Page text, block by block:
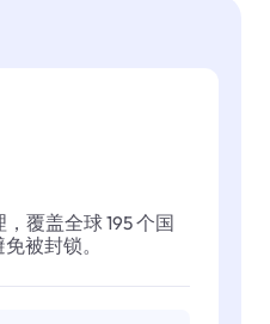
，覆盖全球 195 个国
被封锁。